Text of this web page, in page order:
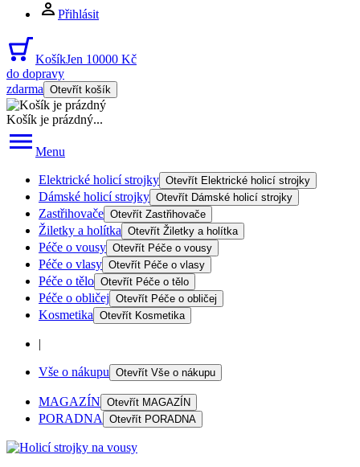
Přihlásit
KošíkJen 10000 Kč
do dopravy
zdarma Otevřít košík
Košík je prázdný...
Menu
Elektrické holicí strojky Otevřít Elektrické holicí strojky
Dámské holicí strojky Otevřít Dámské holicí strojky
Zastřihovače Otevřít Zastřihovače
Žiletky a holítka Otevřít Žiletky a holítka
Péče o vousy Otevřít Péče o vousy
Péče o vlasy Otevřít Péče o vlasy
Péče o tělo Otevřít Péče o tělo
Péče o obličej Otevřít Péče o obličej
Kosmetika Otevřít Kosmetika
|
Vše o nákupu Otevřít Vše o nákupu
MAGAZÍN Otevřít MAGAZÍN
PORADNA Otevřít PORADNA